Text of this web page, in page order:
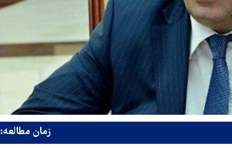
زمان مطالعه: ۲ دقیقه